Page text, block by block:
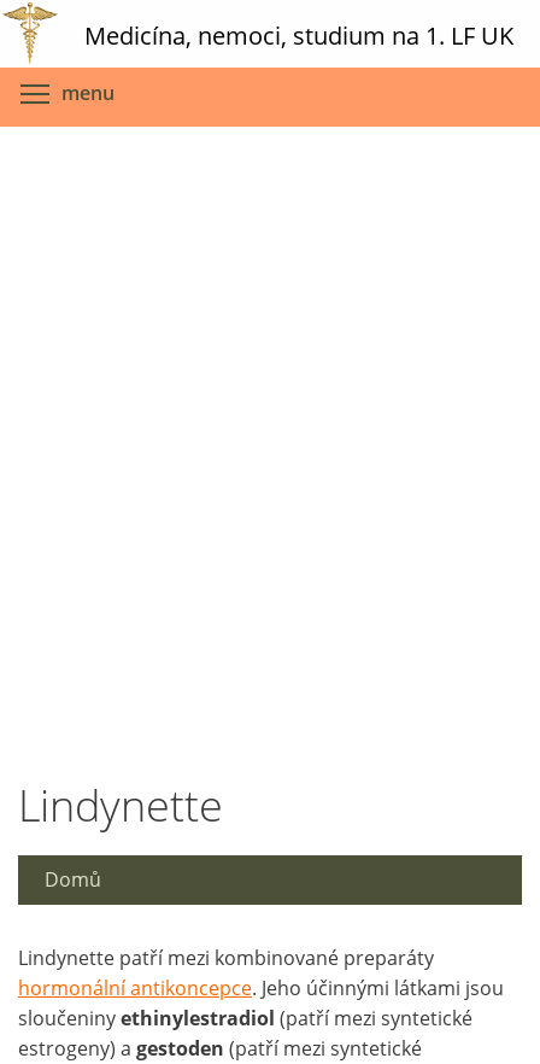
Skip
main
content
Medicína, nemoci, studium na 1. LF UK
menu
Lindynette
Domů
Lindynette patří mezi kombinované preparáty
hormonální antikoncepce. Jeho účinnými látkami jsou
sloučeninyethinylestradiol (patří mezi syntetické
estrogeny) a gestoden (patří mezi syntetické